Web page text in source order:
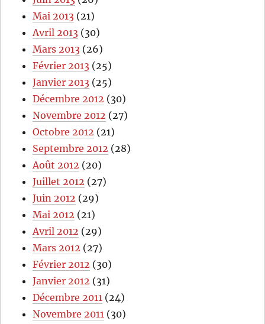
Mai 2013 (21)
Avril 2013 (30)
Mars 2013 (26)
Février 2013 (25)
Janvier 2013 (25)
Décembre 2012 (30)
Novembre 2012 (27)
Octobre 2012 (21)
Septembre 2012 (28)
Août 2012 (20)
Juillet 2012 (27)
Juin 2012 (29)
Mai 2012 (21)
Avril 2012 (29)
Mars 2012 (27)
Février 2012 (30)
Janvier 2012 (31)
Décembre 2011 (24)
Novembre 2011 (30)